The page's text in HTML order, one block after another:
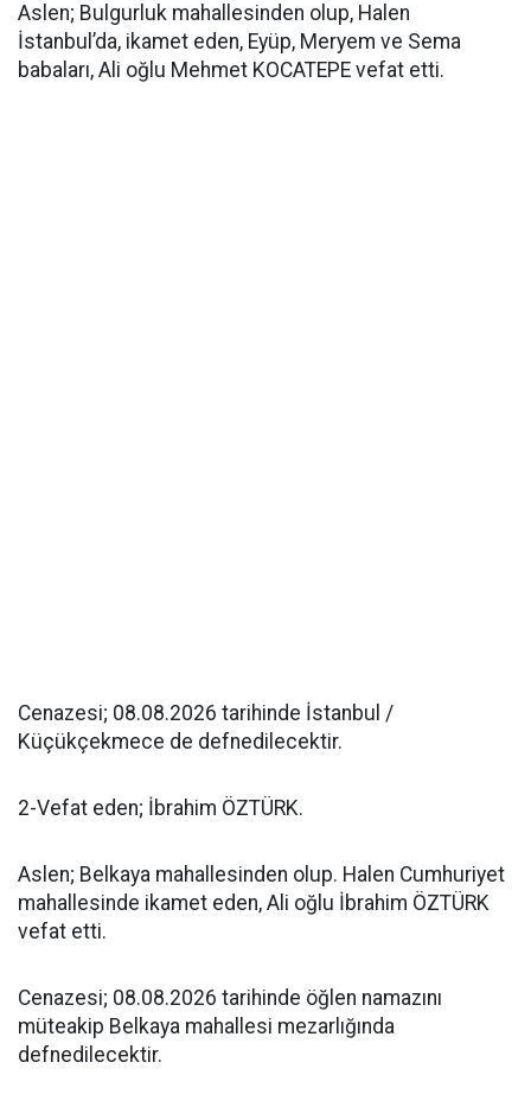
Aslen; Bulgurluk mahallesinden olup, Halen
İstanbul’da, ikamet eden, Eyüp, Meryem ve Sema
babaları, Ali oğlu Mehmet KOCATEPE vefat etti.
Cenazesi; 08.08.2026 tarihinde İstanbul /
Küçükçekmece de defnedilecektir.
2-Vefat eden; İbrahim ÖZTÜRK.
Aslen; Belkaya mahallesinden olup. Halen Cumhuriyet
mahallesinde ikamet eden, Ali oğlu İbrahim ÖZTÜRK
vefat etti.
Cenazesi; 08.08.2026 tarihinde öğlen namazını
müteakip Belkaya mahallesi mezarlığında
defnedilecektir.